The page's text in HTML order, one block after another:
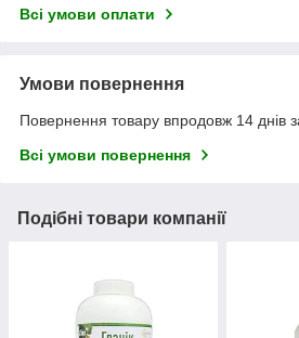
Всі умови оплати
Умови повернення
Повернення товару впродовж 14 днів
Всі умови повернення
Подібні товари компанії